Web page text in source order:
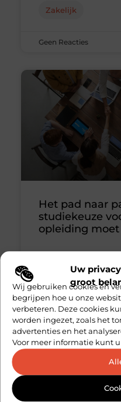
Uw
groot
Wij gebruiken cookies en
begrijpen hoe u onze
verbeteren. Deze cookies
worden ingezet, zoals het
advertenties en het
Voor meer informatie kunt
Zakelijk
Geen Reacties
Het pad naar
studiekeuze
opleiding moet
Navigeren door
advies Het kiezen van
belangrijke stap op je
voelt het alsof je
Zakelijk
Geen Reacties